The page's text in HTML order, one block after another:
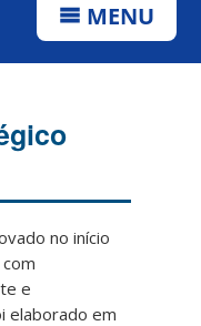
MENU
no início
e
elaborado em